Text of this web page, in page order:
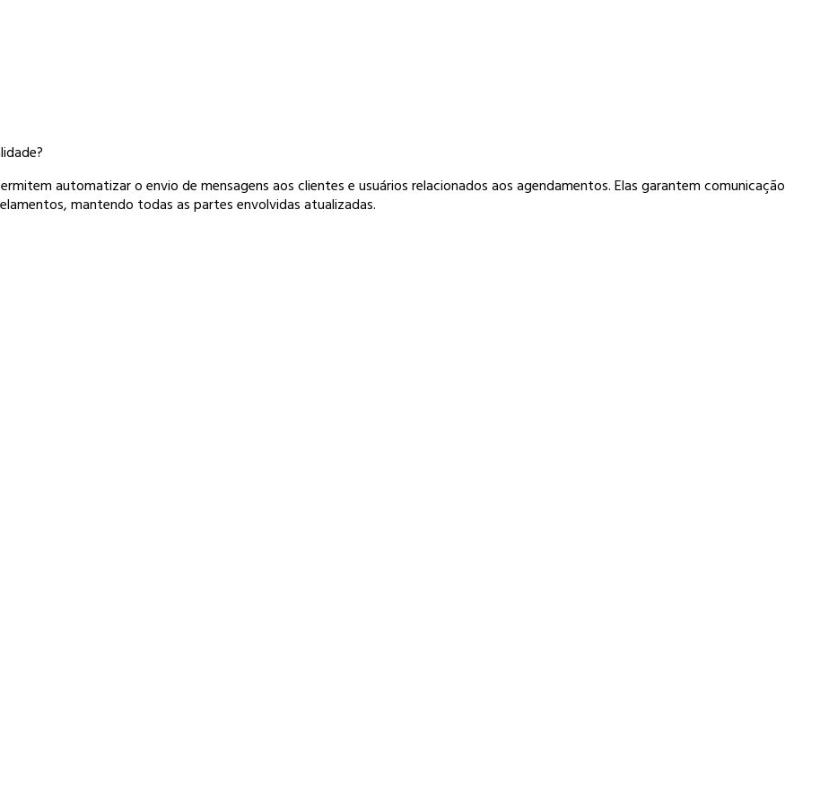
automatizar o envio de mensagens aos clientes e usuários relacionados aos agendamentos. Elas garantem comunicação
mantendo todas as partes envolvidas atualizadas.